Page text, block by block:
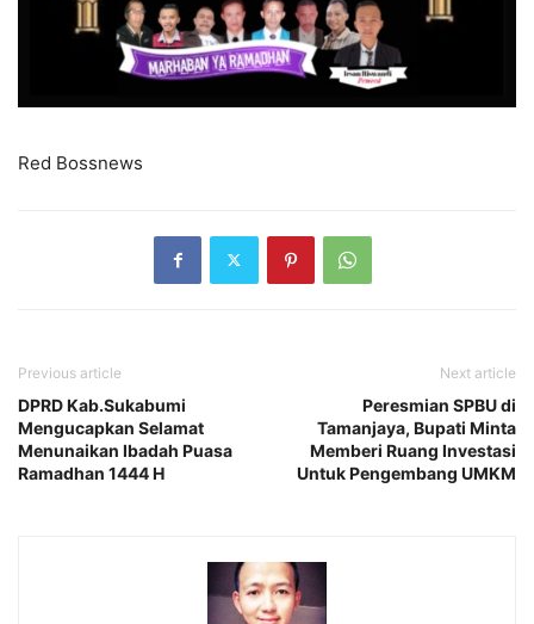
Red Bossnews
Previous article
DPRD Kab.Sukabumi
Mengucapkan Selamat
Menunaikan Ibadah Puasa
Ramadhan 1444 H
Next article
Peresmian SPBU di
Tamanjaya, Bupati Minta
Memberi Ruang Investasi
Untuk Pengembang UMKM